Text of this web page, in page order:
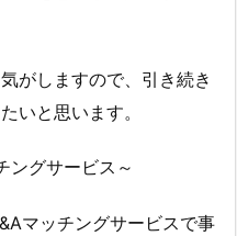
がしますので、引き続き
いと思います。
ングサービス～
マッチングサービスで事